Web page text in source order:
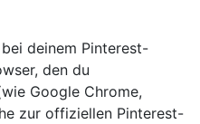
deinem Pinterest-
den du
Google Chrome,
zur offiziellen Pinterest-